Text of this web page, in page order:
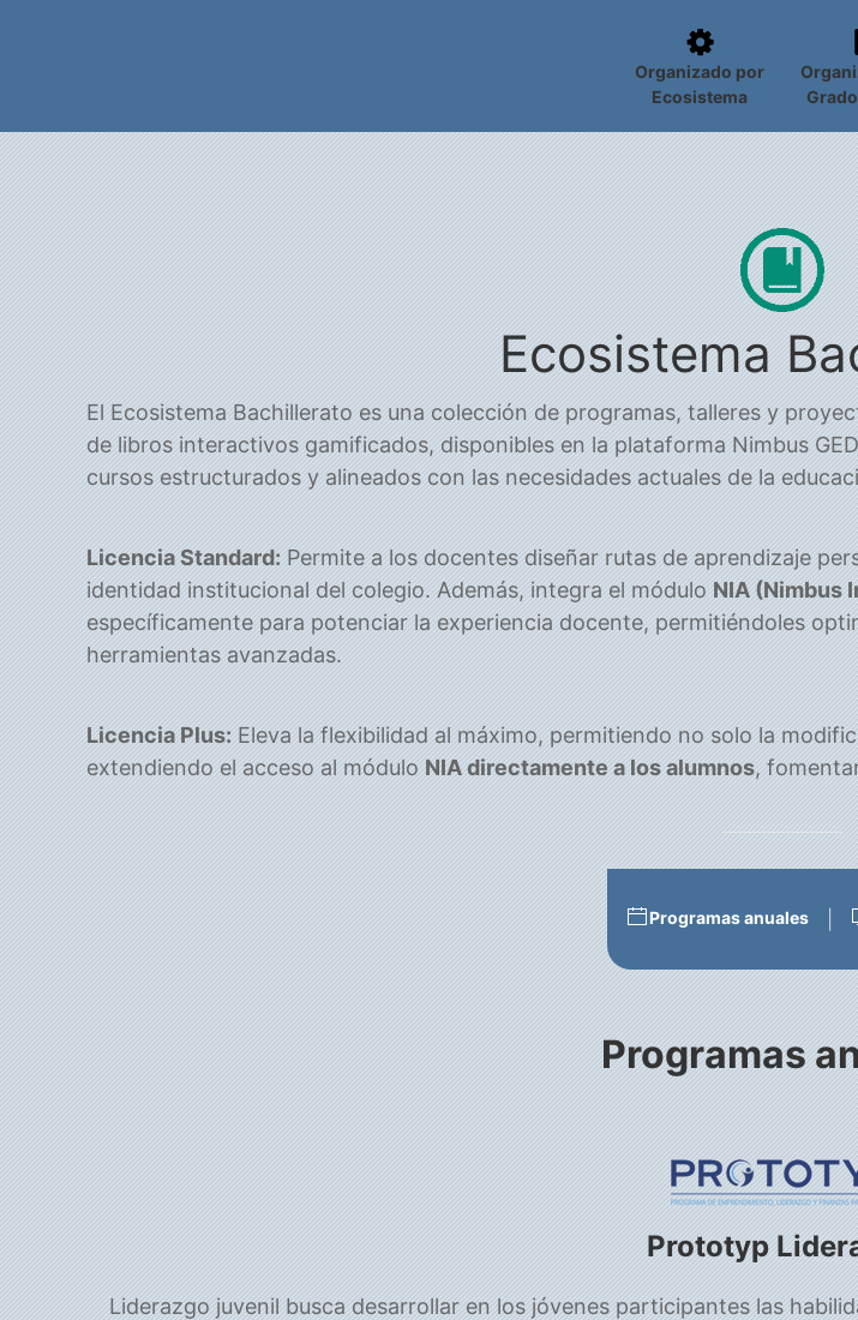
Organizado por
Ecosistema
Ecosistema
El Ecosistema Bachillerato es una colección de programas, talleres y
de libros interactivos gamificados, disponibles en la plataforma Nimbus
cursos estructurados y alineados con las necesidades actuales de la
Licencia Standard:Permite a los docentes diseñar rutas de aprendizaje
identidad institucional del colegio. Además, integra el móduloNIA (Nimbus
específicamente para potenciar la experiencia docente, permitiéndoles
herramientas avanzadas.
Licencia Plus:Eleva la flexibilidad al máximo, permitiendo no solo la
extendiendo el acceso al móduloNIA directamente a los alumnos,
Programas anuales
Programas
Prototyp
Liderazgo juvenil busca desarrollar en los jóvenes participantes las